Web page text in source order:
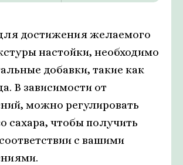
достижения желаемого
настойки, необходимо
добавки, такие как
В зависимости от
можно регулировать
сахара, чтобы получить
с вашими